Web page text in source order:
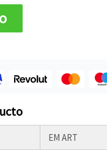
EM ART